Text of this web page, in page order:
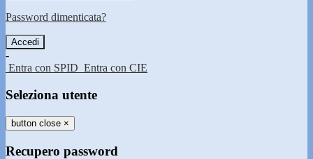
Password dimenticata?
-
Entra con SPID Entra con CIE
Seleziona utente
button close ×
Recupero password